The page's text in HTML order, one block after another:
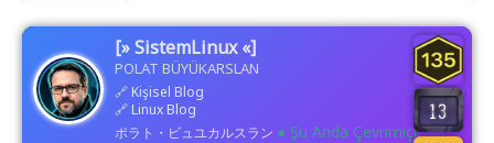
[» SistemLinux «]
POLAT BÜYÜKARSLAN
🔗 Kişisel Blog
🔗 Linux Blog
ポラト・ビュユカルスラン ● Şu Anda Çevrimiçi